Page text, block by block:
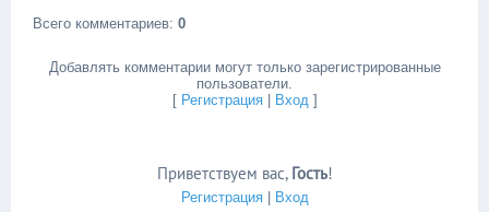
Всего комментариев: 0
Добавлять комментарии могут только зарегистрированные
пользователи.
[ Регистрация| Вход ]
Приветствуем вас, Гость!
Регистрация| Вход